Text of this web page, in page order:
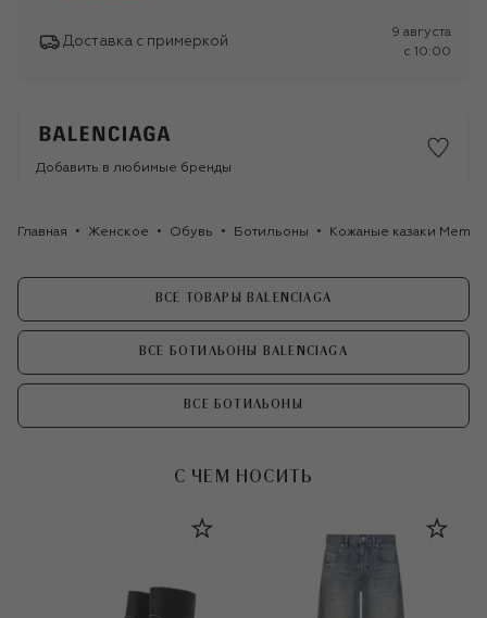
Доставка с примеркой
9 августа
c 10:00
Добавить в любимые бренды
Главная Женское Обувь Ботильоны Кожаные казаки
ВСЕ ТОВАРЫ BALENCIAGA
ВСЕ БОТИЛЬОНЫ BALENCIAGA
ВСЕ БОТИЛЬОНЫ
С ЧЕМ НОСИТЬ